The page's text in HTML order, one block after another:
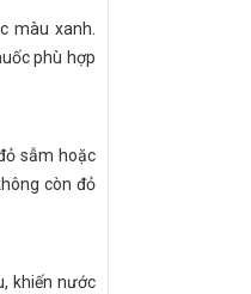
màu xanh.
phù hợp
sẫm hoặc
còn đỏ
khiến nước